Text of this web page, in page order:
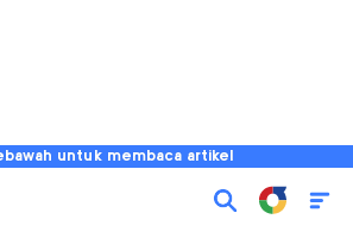
untuk membaca artikel